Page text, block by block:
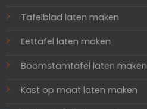
Tafelblad laten maken
Eettafel laten maken
Boomstamtafel laten maken
Kast op maat laten maken